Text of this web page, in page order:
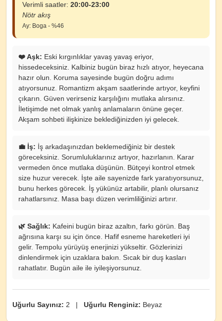
Verimli saatler: 20:00-23:00
Nötr akış
Ay: Boga - %46
❤️ Aşk: Eski kırgınlıklar yavaş yavaş eriyor,
hissedeceksiniz. Kalbiniz bugün biraz hızlı atıyor, heyecana
hazır olun. Koruma sayesinde bugün doğru adımı
atıyorsunuz. Romantizm akşam saatlerinde artıyor, keyfini
çıkarın. Güven verirseniz karşılığını mutlaka alırsınız.
İletişimde net olmak yanlış anlamaların önüne geçer.
Akşam sohbeti ilişkinize beklediğinizden iyi gelecek.
💼 İş: İş arkadaşınızdan beklemediğiniz bir destek
göreceksiniz. Sorumluluklarınız artıyor, hazırlanın. Karar
vermeden önce mutlaka düşünün. Bütçeyi kontrol etmek
size huzur verecek. İşte aile sayenizde fark yaratıyorsunuz,
bunu herkes görecek. İş yükünüz artabilir, planlı olursanız
rahatlarsınız. Masa başı düzen verimliliğinizi artırır.
🌿 Sağlık: Kafeini bugün biraz azaltın, farkı görün. Baş
ağrısına karşı su için önce. Hafif esneme hareketleri iyi
gelir. Tempolu yürüyüş enerjinizi yükseltir. Gözlerinizi
dinlendirmek için uzaklara bakın. Sıcak bir duş kasları
rahatlatır. Bugün aile ile iyileşiyorsunuz.
Uğurlu Sayınız: 2 | Uğurlu Renginiz: Beyaz